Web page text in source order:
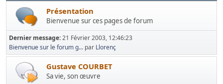
Présentation
Bienvenue sur ces pages de forum
Dernier message:21 Février 2003, 12:46:23
Bienvenue sur le forum g... par Llorenç
Gustave COURBET
Sa vie, son œuvre